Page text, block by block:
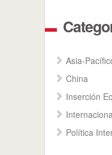
Asia-
China
Inserción
Política